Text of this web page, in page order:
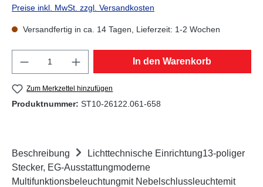
Preise inkl. MwSt. zzgl. Versandkosten
Versandfertig in ca. 14 Tagen, Lieferzeit: 1-2 Wochen
Produkt Anzahl: Gib den gewünschten
In den Warenkorb
Zum Merkzettel hinzufügen
Produktnummer: ST10-26122.061-658
Beschreibung
Lichttechnische Einrichtung13-poliger
Stecker, EG-Ausstattungmoderne
Multifunktionsbeleuchtungmit Nebelschlussleuchtemit